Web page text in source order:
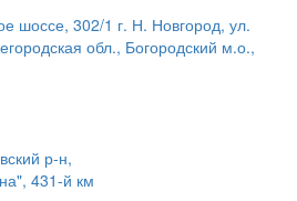
шоссе, 302/1 г. Н. Новгород, ул.
обл., Богородский м.о.,
р-н,
431-й км